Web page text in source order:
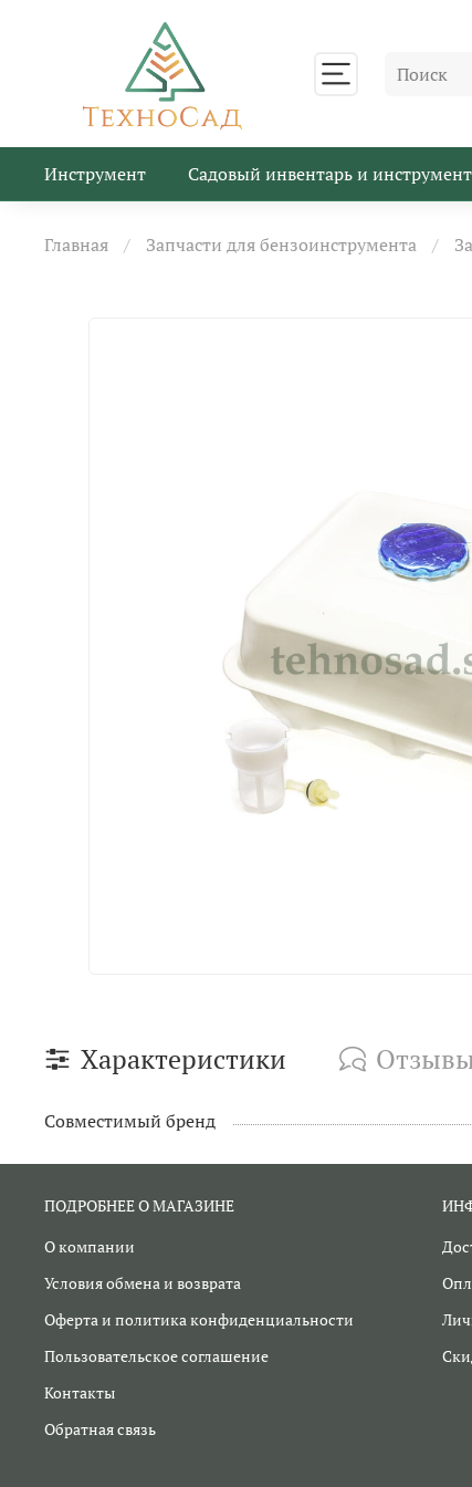
Инструмент Садовый инвентарь и
Главная Запчасти для бензоинструмента
Характеристики
Совместимый бренд
ПОДРОБНЕЕ О МАГАЗИНЕ
О компании
Условия обмена и возврата
Оферта и политика конфиденциальности
Пользовательское соглашение
Контакты
Обратная связь